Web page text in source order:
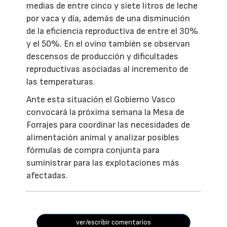
medias de entre cinco y siete litros de leche
por vaca y día, además de una disminución
de la eficiencia reproductiva de entre el 30%
y el 50%. En el ovino también se observan
descensos de producción y dificultades
reproductivas asociadas al incremento de
las temperaturas.
Ante esta situación el Gobierno Vasco
convocará la próxima semana la Mesa de
Forrajes para coordinar las necesidades de
alimentación animal y analizar posibles
fórmulas de compra conjunta para
suministrar para las explotaciones más
afectadas.
ver/escribir comentarios